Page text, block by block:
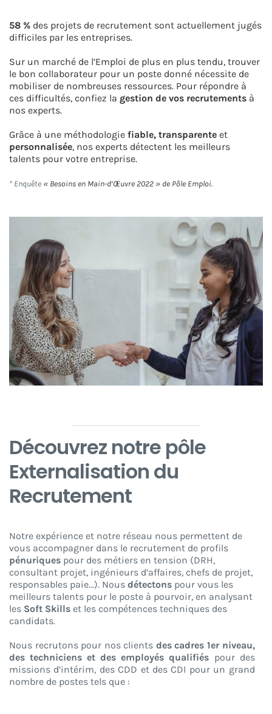
58 %des projets de recrutement sont actuellement jugés
difficiles par les entreprises.
Sur un marché de l’Emploi de plus en plus tendu, trouver
le bon collaborateur pour un poste donné nécessite de
mobiliser de nombreuses ressources. Pour répondre à
ces difficultés, confiez la gestion de vos recrutements à
nos experts.
Grâce à une méthodologie fiable, transparenteet
personnalisée, nos experts détectent les meilleurs
talents pour votre entreprise.
* Enquête « Besoins en Main-d’Œuvre 2022 » de Pôle Emploi.
Découvrez notre pôle
Externalisation du
Recrutement
Notre expérience et notre réseau nous permettent de
vous accompagner dans le recrutement de profils
pénuriquespour des métiers en tension (DRH,
consultant projet, ingénieurs d’affaires, chefs de projet,
responsables paie…). Nous détectonspour vous les
meilleurs talents pour le poste à pourvoir, en analysant
les Soft Skillset les compétences techniques des
candidats.
Nous recrutons pour nos clients des cadres 1er niveau,
des techniciens et des employés qualifiés pour des
missions d’intérim, des CDD et des CDI pour un grand
nombre de postes tels que :